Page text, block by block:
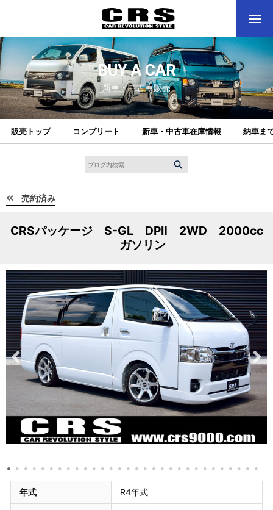
BUY A CAR
新車・中古車販売
販売トップ コンプリート 新車・中古車在庫情報 納車ま
売約済み
CRSパッケージ S-GL DPⅡ 2WD 2000cc
ガソリン
年式 R4年式